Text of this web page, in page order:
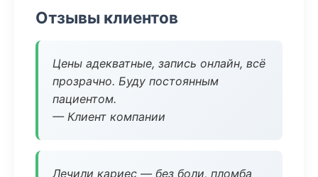
Отзывы клиентов
Цены адекватные, запись онлайн, всё
прозрачно. Буду постоянным
пациентом.
— Клиент компании
Лечили кариес — без боли, пломба